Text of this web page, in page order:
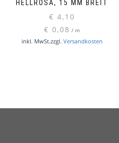
HELLROSA, 15 MM BREIT
€ 4,10
€ 0,08 / m
inkl. MwSt.zzgl. Versandkosten